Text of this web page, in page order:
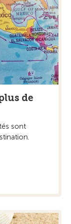
de
sont